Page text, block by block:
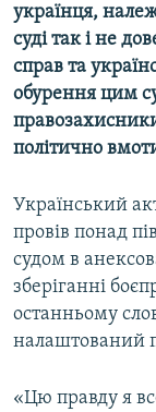
українця,
суді так і не
справ та
обурення цим
політично
Український
провів понад
судом в
зберіганні
останньому
налаштований
«Цю правду я